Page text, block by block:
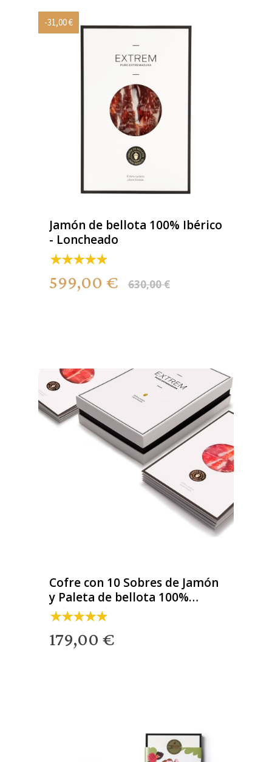
-31,00 €
Jamón de bellota 100% Ibérico
- Loncheado
599,00 € 630,00 €
Cofre con 10 Sobres de Jamón
y Paleta de bellota 100%
ibérica
179,00 €